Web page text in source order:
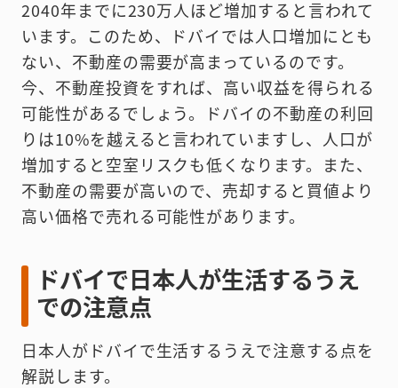
2040年までに230万人ほど増加すると言われて
います。このため、ドバイでは人口増加にとも
ない、不動産の需要が高まっているのです。
今、不動産投資をすれば、高い収益を得られる
可能性があるでしょう。ドバイの不動産の利回
りは10%を越えると言われていますし、人口が
増加すると空室リスクも低くなります。また、
不動産の需要が高いので、売却すると買値より
高い価格で売れる可能性があります。
ドバイで日本人が生活するうえ
での注意点
日本人がドバイで生活するうえで注意する点を
解説します。